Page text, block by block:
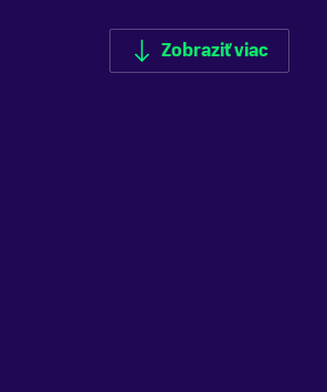
Gripy
Giant Tactal single lock-on
Zobraziť viac